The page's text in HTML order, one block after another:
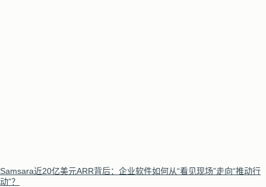
Samsara近20亿美元ARR背后：企业软件如何从“看见现场”走向“推动行
动”？